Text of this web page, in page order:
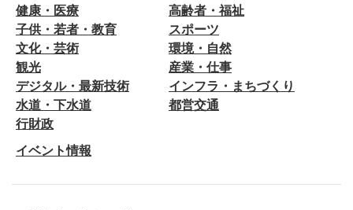
健康・医療
高齢者・福祉
子供・若者・教育
スポーツ
文化・芸術
環境・自然
観光
産業・仕事
デジタル・最新技術
インフラ・まちづくり
水道・下水道
都営交通
行財政
イベント情報